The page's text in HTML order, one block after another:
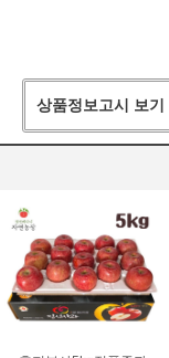
상품정보고시 보기